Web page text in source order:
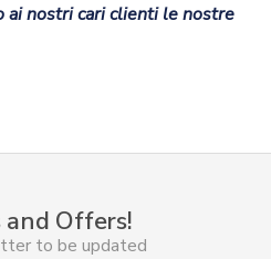
ai nostri cari clienti le nostre
and Offers!
to be updated